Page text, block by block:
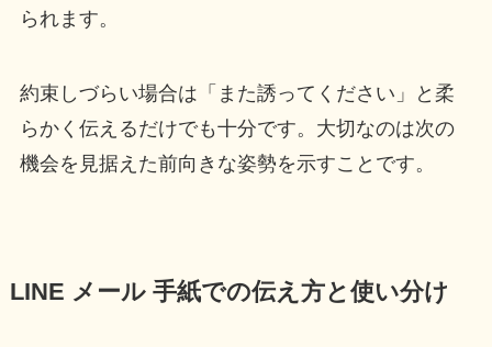
られます。
約束しづらい場合は「また誘ってください」と柔
らかく伝えるだけでも十分です。大切なのは次の
機会を見据えた前向きな姿勢を示すことです。
LINE メール 手紙での伝え方と使い分け